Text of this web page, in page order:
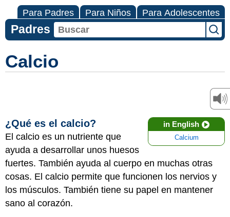
Para Padres Para Niños Para Adolescentes
Padres
Calcio
in English
Calcium
¿Qué es el calcio?
El calcio es un nutriente que
ayuda a desarrollar unos huesos
fuertes. También ayuda al cuerpo en muchas otras
cosas. El calcio permite que funcionen los nervios y
los músculos. También tiene su papel en mantener
sano al corazón.